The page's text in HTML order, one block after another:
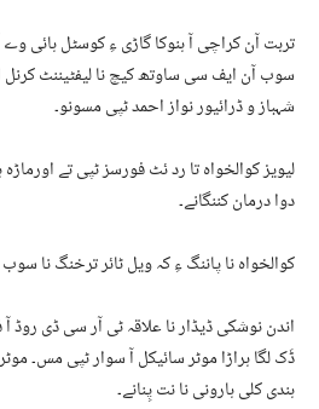
تربت آن کراچی آ ہنوکا گاڑی ءِ کوسٹل ہائی وے
سوب آن ایف سی ساوتھ کیچ نا لیفٹیننٹ
شہباز و ڈرائیور نواز احمد ٹپی مسونو۔
لیویز کوالخواہ تا رد ئٹ فورسز ٹپی تے
دوا درمان کننگانے۔
کوالخواہ نا پاننگ ءِ کہ ویل ٹائر ترخنگ نا
اندن نوشکی ڈیڈار نا علاقہ ٹی آر سی ڈی روڈ
ڈَک لگا ہراڑا موٹر سائیکل آ سوار ٹپی مس۔
ہندی کلی ہارونی نا نت پِنانے۔